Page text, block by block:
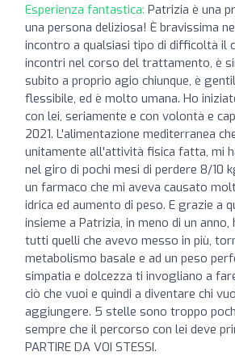
Esperienza fantastica: Patrizia è una
una persona deliziosa! È bravissima
incontro a qualsiasi tipo di difficoltà il
incontri nel corso del trattamento, è
subito a proprio agio chiunque, è
flessibile, ed è molto umana. Ho
con lei, seriamente e con volontà e
2021. L'alimentazione mediterranea
unitamente all'attività fisica fatta, mi
nel giro di pochi mesi di perdere 8/10
un farmaco che mi aveva causato
idrica ed aumento di peso. E grazie a
insieme a Patrizia, in meno di un anno,
tutti quelli che avevo messo in più,
metabolismo basale e ad un peso
simpatia e dolcezza ti invogliano a
ciò che vuoi e quindi a diventare chi
aggiungere. 5 stelle sono troppo
sempre che il percorso con lei deve
PARTIRE DA VOI STESSI.